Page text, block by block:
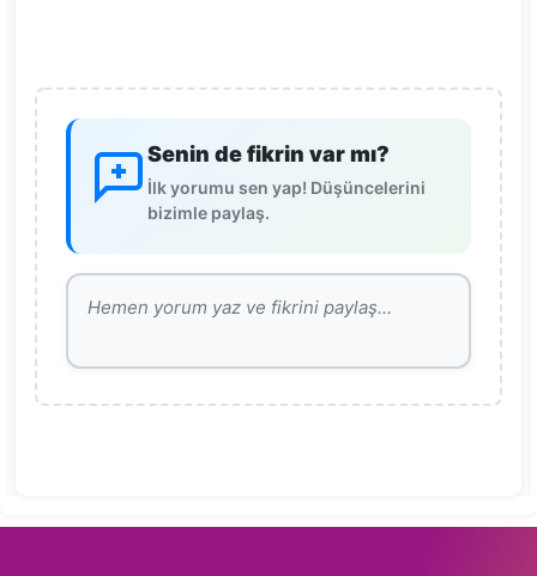
Senin de fikrin var mı?
İlk yorumu sen yap! Düşüncelerini
bizimle paylaş.